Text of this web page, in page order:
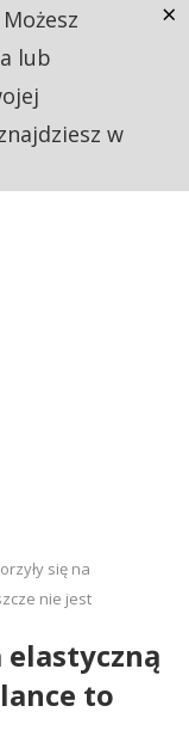
się na
nie jest
elastyczną
to
lub
w
×